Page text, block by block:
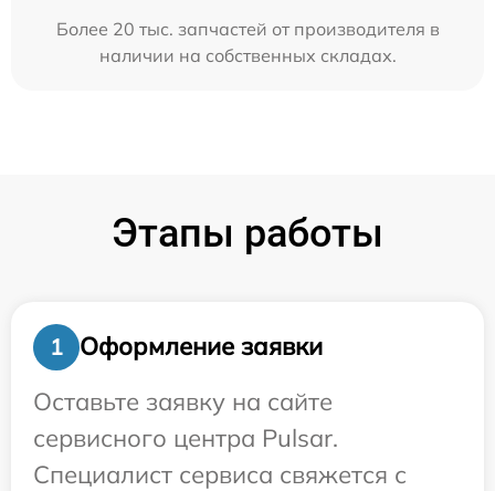
Более 20 тыс. запчастей от производителя в
наличии на собственных складах.
Этапы работы
1
Оформление заявки
Оставьте заявку на сайте
сервисного центра Pulsar.
Специалист сервиса свяжется с